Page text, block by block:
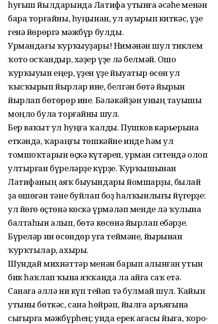
һуғыш йылдарында Латифа утынға әсәһе менән
бара торғайны, һуңынан, ул ауырып киткәс, үҙе
генә йөрөргә мәжбүр булды.
Урмандағы ҡурҡыуҙары! Нимәнән шул тиклем
ҡото осҡандыр, хәҙер үҙе лә белмәй. Ошо
ҡурҡыуын еңер, үҙен үҙе йыуатыр өсөн ул
ҡысҡырып йырлар ине, белгән бөтә йырын
йырлап бөтөрөр ине. Бәләкәйҙән уның тауышы
моңло була торғайны шул.
Бер ваҡыт ул һуңға ҡалды. Пушков карьерына
еткәндә, ҡараңғы төшкәйне инде һәм ул
томшоҡтарын өҫкә күтәреп, урман ситендә олоп
ултырған бүреләрҙе күрҙе. Ҡурҡышынан
Латифаның аяҡ быуындары йомшарҙы, былай
ҙа өшөгән тәне буйлап боҙ һалҡынлығы йүгерҙе:
ул йөгө өҫтөнә көскә үрмәләп менде лә ҡулына
балтаһын алып, бөтә көсөнә йырлап ебәрҙе.
Бүреләр ни өсөндөр уға теймәне, йырынан
ҡурҡтылар, ахыры.
Шундай михнәттәр менән барып алынған утын
бик һаҡлап ҡына яҡҡанда ла айға саҡ етә.
Санаға әллә ни күп тейәп тә булмай шул. Ҡайын
утыны бөткәс, сана һөйрәп, йылға аръяғына
сығырға мәжбүрһең; унда ерек ағасы йыға, ҡоро-